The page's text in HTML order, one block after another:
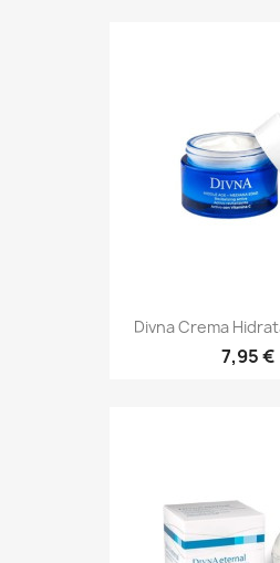
Divna Crema
7,95 €